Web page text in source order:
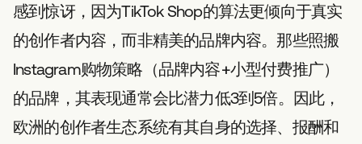
感到惊讶，因为TikTok Shop的算法更倾向于真实
的创作者内容，而非精美的品牌内容。那些照搬
Instagram购物策略（品牌内容+小型付费推广）
的品牌，其表现通常会比潜力低3到5倍。因此，
欧洲的创作者生态系统有其自身的选择、报酬和